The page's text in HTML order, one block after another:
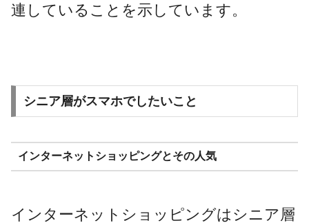
連していることを示しています。
シニア層がスマホでしたいこと
インターネットショッピングとその人気
インターネットショッピングはシニア層